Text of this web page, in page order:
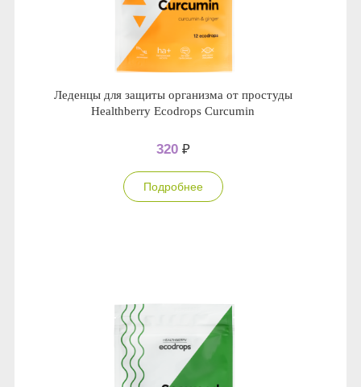
Леденцы для защиты организма от простуды
Healthberry Ecodrops Curcumin
320 ₽
Подробнее